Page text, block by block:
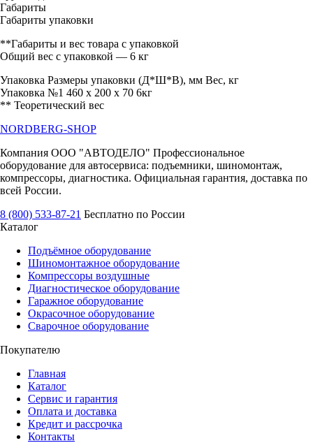
Габариты
Габариты упаковки
**Габариты и вес товара с упаковкой
Общий вес с упаковкой — 6 кг
Упаковка Размеры упаковки (Д*Ш*В), мм Вес, кг
Упаковка №1 460 x 200 x 70 6кг
** Теоретический вес
NORDBERG-SHOP
Компания ООО "АВТОДЕЛО" Профессиональное
оборудование для автосервиса: подъемники, шиномонтаж,
компрессоры, диагностика. Официальная гарантия, доставка по
всей России.
8 (800) 533-87-21 Бесплатно по России
Каталог
Подъёмное оборудование
Шиномонтажное оборудование
Компрессоры воздушные
Диагностическое оборудование
Гаражное оборудование
Окрасочное оборудование
Сварочное оборудование
Покупателю
Главная
Каталог
Сервис и гарантия
Оплата и доставка
Кредит и рассрочка
Контакты